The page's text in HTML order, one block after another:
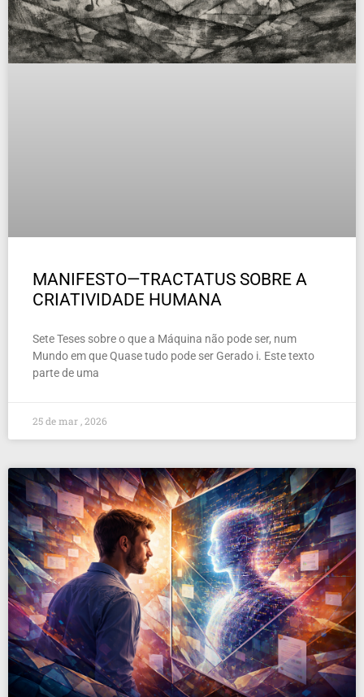
MANIFESTO—TRACTATUS SOBRE A
CRIATIVIDADE HUMANA
Sete Teses sobre o que a Máquina não pode ser, num
Mundo em que Quase tudo pode ser Gerado i. Este texto
parte de uma
25 de mar , 2026